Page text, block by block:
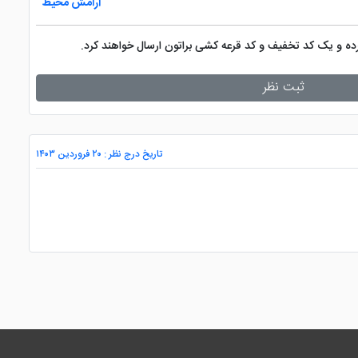
و یک کد تخفیف و کد قرعه کشی براتون ارسال خواهند کرد.
ثبت نظر
تاریخ درج نظر : ۲۰ فروردین ۱۴۰۳